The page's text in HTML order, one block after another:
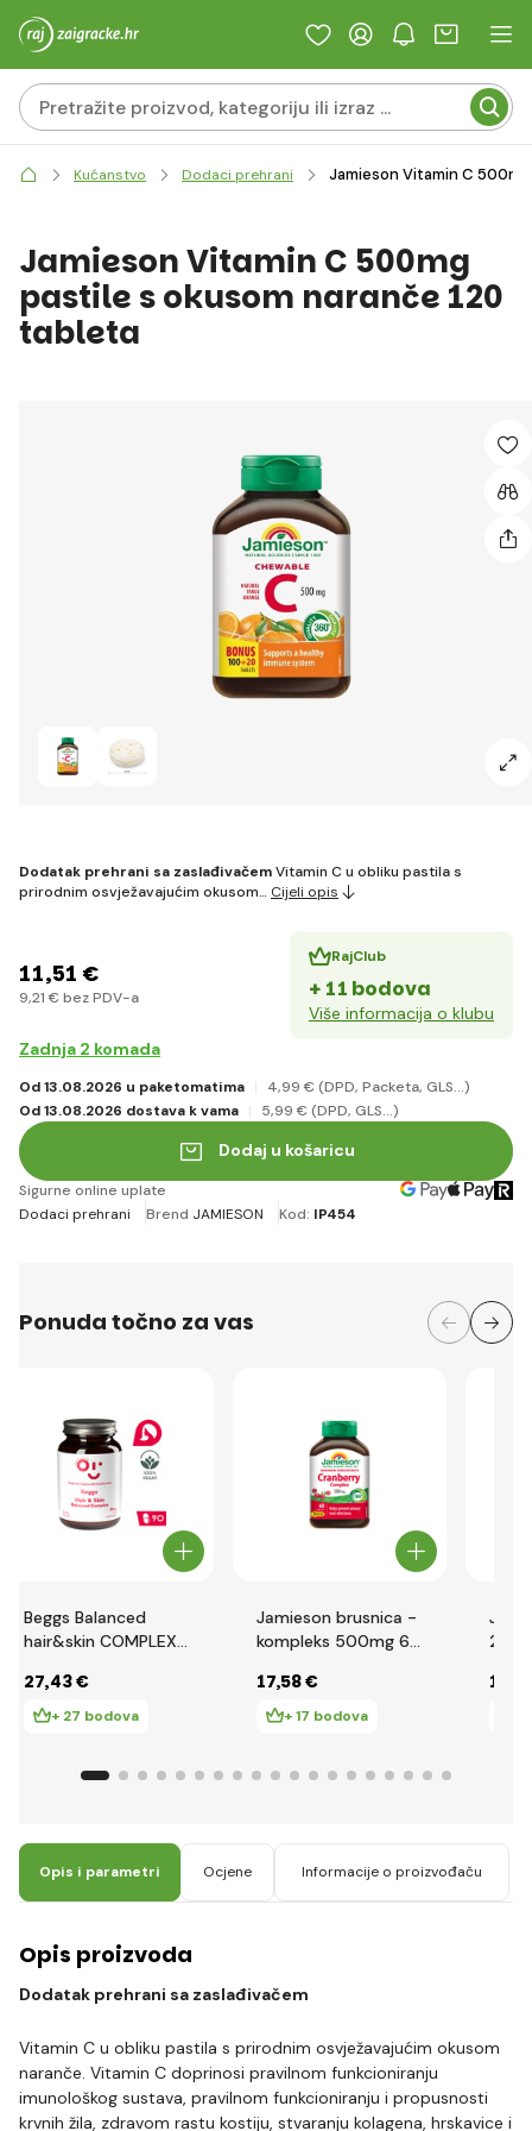
Kućanstvo Dodaci prehrani Jamieson Vitamin C
Jamieson Vitamin C 500mg
pastile s okusom naranče 120
tableta
Dodatak prehrani sa zaslađivačemVitamin C u obliku pastila s
prirodnim osvježavajućim okusom… Cijeli opis
11,51 €
9,21 € bez PDV-a
RajClub
+ 11 bodova
Više informacija o klubu
Zadnja 2 komada
Od 13.08.2026 u paketomatima 4,99 € (DPD, Packeta, GLS...)
Od 13.08.2026 dostava k vama
5,99 € (DPD, GLS...)
Dodaj u košaricu
Sigurne online uplate
Dodaci prehrani
Brend JAMIESON Kod: IP454
Ponuda točno za vas
Beggs Balanced
hair&skin COMPLEX
27,43 €
+ 27 bodova
Jamieson brusnica -
kompleks 500mg 60
17,58 €
+ 17 bodova
13
Opis i parametri Ocjene Informacije o proizvođaču
Opis proizvoda
Dodatak prehrani sa zaslađivačem
Vitamin C u obliku pastila s prirodnim osvježavajućim okusom
naranče. Vitamin C doprinosi pravilnom funkcioniranju
imunološkog sustava, pravilnom funkcioniranju i propusnosti
krvnih žila, zdravom rastu kostiju, stvaranju kolagena, hrskavice i